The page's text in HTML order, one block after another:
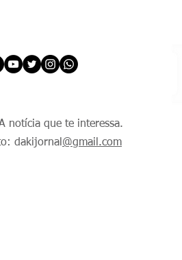
notícia que te interessa.
dakijornal @gmail.com